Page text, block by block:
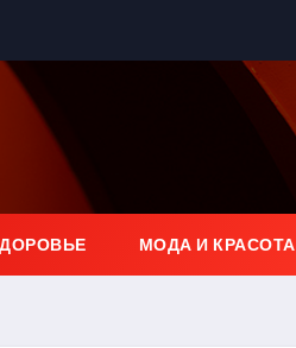
МОДА И КРАСОТА